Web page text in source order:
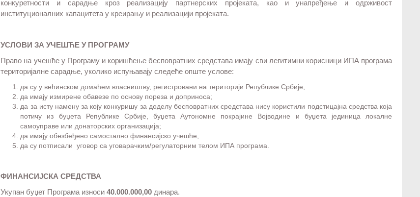
конкуретности и сарадње кроз реализацију партнерских пројеката, као и унапређење и одрживост
институционалних капацитета у креирању и реализацији пројеката.
УСЛОВИ ЗА УЧЕШЋЕ У ПРОГРАМУ
Право на учешће у Програму и коришћење бесповратних средстава имају сви легитимни корисници ИПА програма
територијалне сарадње, уколико испуњавају следеће опште услове:
да су у већинском домаћем власништву, регистровани на територији Републике Србије;
да имају измирене обавезе по основу пореза и доприноса;
да за исту намену за коју конкуришу за доделу бесповратних средстава нису користили подстицајна средства која
потичу из буџета Републике Србије, буџета Аутономне покрајине Војводине и буџета јединица локалне
самоуправе или донаторских организација;
да имају обезбеђено самостално финансијско учешће;
да су потписали уговор са уговарачким/регулаторним телом ИПА програма.
ФИНАНСИЈСКА СРЕДСТВА
Укупан буџет Програма износи40.000.000,00 динара.